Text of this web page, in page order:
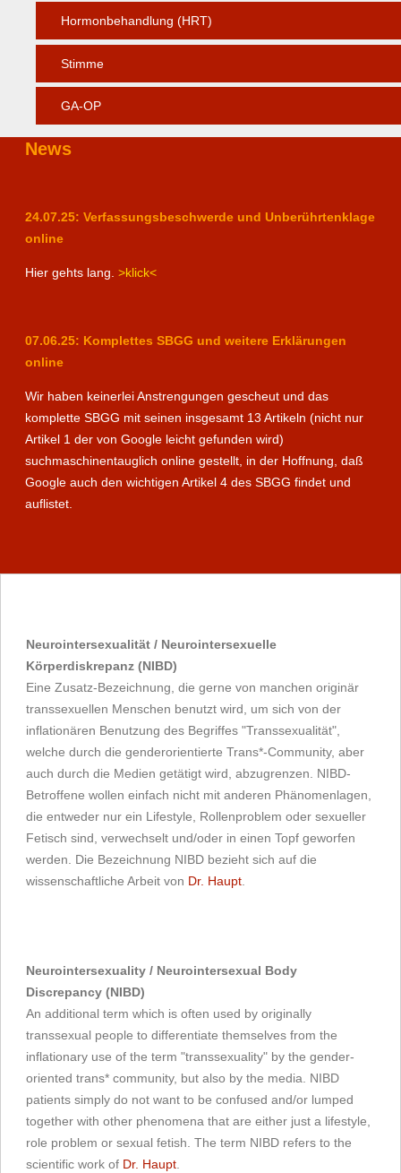
Hormonbehandlung (HRT)
Stimme
GA-OP
News
24.07.25: Verfassungsbeschwerde und Unberührtenklage
online
Hier gehts lang. >klick<
07.06.25: Komplettes SBGG und weitere Erklärungen
online
Wir haben keinerlei Anstrengungen gescheut und das
komplette SBGG mit seinen insgesamt 13 Artikeln (nicht nur
Artikel 1 der von Google leicht gefunden wird)
suchmaschinentauglich online gestellt, in der Hoffnung, daß
Google auch den wichtigen Artikel 4 des SBGG findet und
auflistet.
Neurointersexualität / Neurointersexuelle
Körperdiskrepanz (NIBD)
Eine Zusatz-Bezeichnung, die gerne von manchen originär
transsexuellen Menschen benutzt wird, um sich von der
inflationären Benutzung des Begriffes "Transsexualität",
welche durch die genderorientierte Trans*-Community, aber
auch durch die Medien getätigt wird, abzugrenzen. NIBD-
Betroffene wollen einfach nicht mit anderen Phänomenlagen,
die entweder nur ein Lifestyle, Rollenproblem oder sexueller
Fetisch sind, verwechselt und/oder in einen Topf geworfen
werden. Die Bezeichnung NIBD bezieht sich auf die
wissenschaftliche Arbeit von Dr. Haupt
Neurointersexuality / Neurointersexual Body
Discrepancy (NIBD)
An additional term which is often used by originally
transsexual people to differentiate themselves from the
inflationary use of the term "transsexuality" by the gender-
oriented trans* community, but also by the media. NIBD
patients simply do not want to be confused and/or lumped
together with other phenomena that are either just a lifestyle,
role problem or sexual fetish. The term NIBD refers to the
scientific work of Dr. Haupt